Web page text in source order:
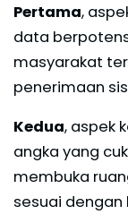
Pertama,
data
masyarakat
penerimaan
Kedua, aspek
angka yang
membuka
sesuai dengan